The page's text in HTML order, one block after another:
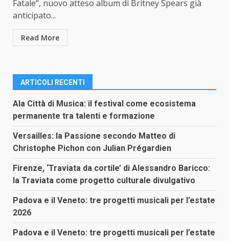
Fatale“, nuovo atteso album di Britney Spears già
anticipato...
Read More
ARTICOLI RECENTI
Ala Città di Musica: il festival come ecosistema
permanente tra talenti e formazione
Versailles: la Passione secondo Matteo di
Christophe Pichon con Julian Prégardien
Firenze, ‘Traviata da cortile’ di Alessandro Baricco:
la Traviata come progetto culturale divulgativo
Padova e il Veneto: tre progetti musicali per l’estate
2026
Padova e il Veneto: tre progetti musicali per l’estate